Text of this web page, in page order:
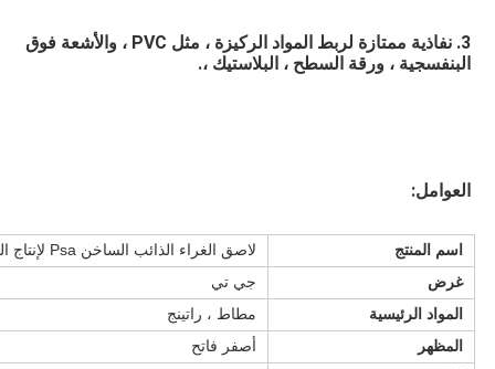
البنفسجية ، ورقة السطح ، البلاستيك ،.
العوامل:
اسم المنتج
لاصق الغراء الذائب الساخن Psa لإنتاج الشريط اللاصق الصناعي
غرض
جي تي
المواد الرئيسية
مطاط ، راتينج
المظهر
أصفر فاتح